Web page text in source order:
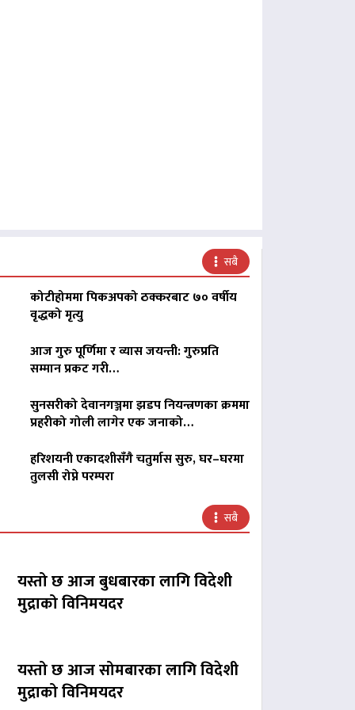
सबै
कोटीहोममा पिकअपको ठक्करबाट ७० वर्षीय
वृद्धको मृत्यु
आज गुरु पूर्णिमा र व्यास जयन्ती: गुरुप्रति
सम्मान प्रकट गरी…
सुनसरीको देवानगञ्जमा झडप नियन्त्रणका क्रममा
प्रहरीको गोली लागेर एक जनाको…
हरिशयनी एकादशीसँगै चतुर्मास सुरु, घर–घरमा
तुलसी रोप्ने परम्परा
सबै
यस्तो छ आज बुधबारका लागि विदेशी
मुद्राको विनिमयदर
यस्तो छ आज सोमबारका लागि विदेशी
मुद्राको विनिमयदर